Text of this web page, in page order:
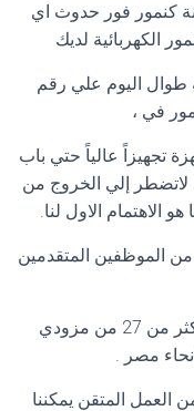
كنمور فور حدوث اي
الكهربائية لديك
طوال اليوم علي رقم
في ،
تجهيزاً عالياً حتي باب
لاتضطر إلي الخروج من
الاهتمام الاول لنا.
الموظفين المتقدمين
بالأخص في شبكة صيانة متقنة تضم أكثر من 27 من مزودي
مصر .
العمل المتقن يمكننا